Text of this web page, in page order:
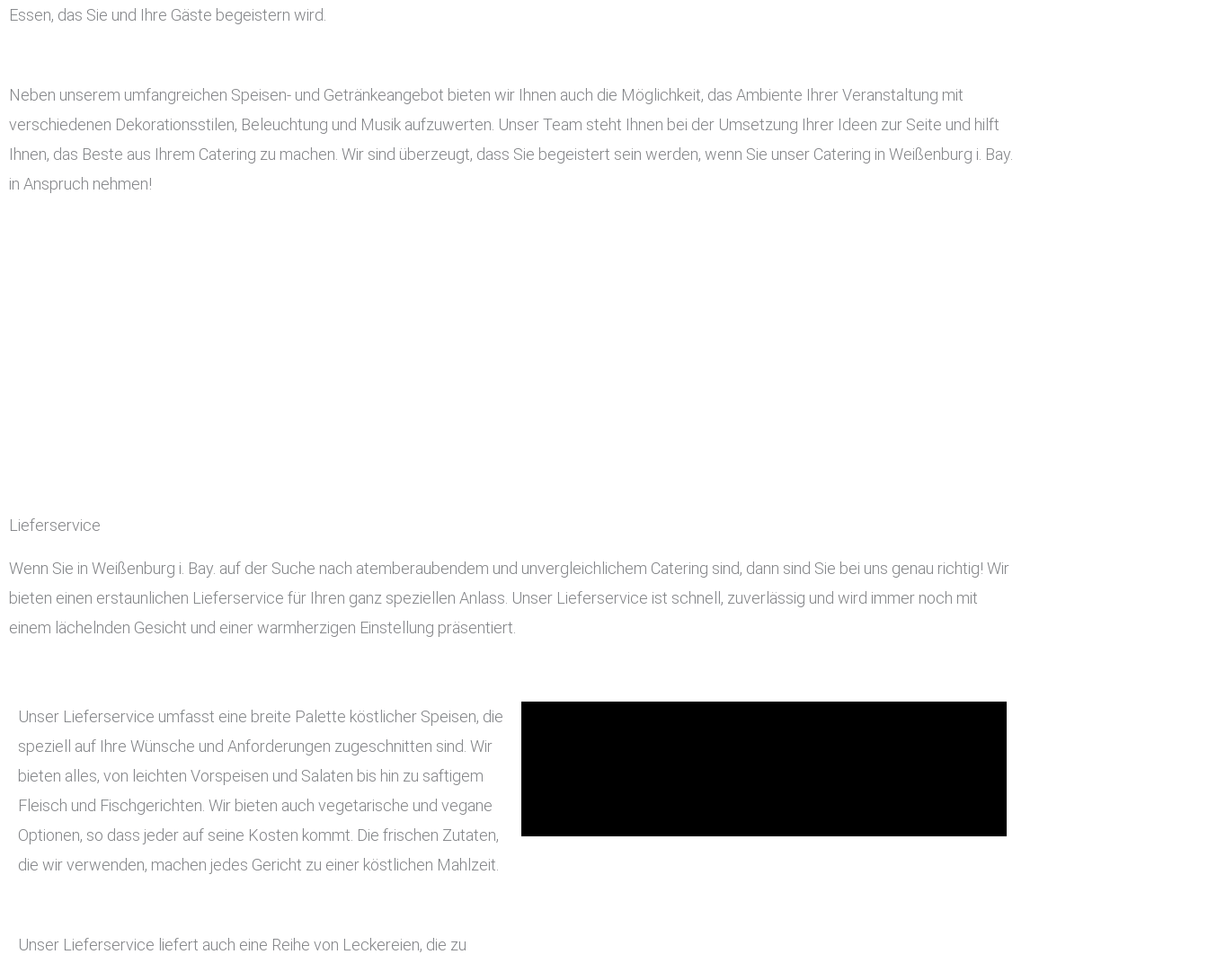
Essen, das Sie und Ihre Gäste begeistern wird.
Neben unserem umfangreichen Speisen- und Getränkeangebot bieten wir Ihnen auch die Möglichkeit, das Ambiente Ihrer Veranstaltung mit
verschiedenen Dekorationsstilen, Beleuchtung und Musik aufzuwerten. Unser Team steht Ihnen bei der Umsetzung Ihrer Ideen zur Seite und hilft
Ihnen, das Beste aus Ihrem Catering zu machen. Wir sind überzeugt, dass Sie begeistert sein werden, wenn Sie unser Catering in Weißenburg i. Bay.
in Anspruch nehmen!
Lieferservice
Wenn Sie in Weißenburg i. Bay. auf der Suche nach atemberaubendem und unvergleichlichem Catering sind, dann sind Sie bei uns genau richtig! Wir
bieten einen erstaunlichen Lieferservice für Ihren ganz speziellen Anlass. Unser Lieferservice ist schnell, zuverlässig und wird immer noch mit
einem lächelnden Gesicht und einer warmherzigen Einstellung präsentiert.
Unser Lieferservice umfasst eine breite Palette köstlicher Speisen, die
speziell auf Ihre Wünsche und Anforderungen zugeschnitten sind. Wir
bieten alles, von leichten Vorspeisen und Salaten bis hin zu saftigem
Fleisch und Fischgerichten. Wir bieten auch vegetarische und vegane
Optionen, so dass jeder auf seine Kosten kommt. Die frischen Zutaten,
die wir verwenden, machen jedes Gericht zu einer köstlichen Mahlzeit.
Unser Lieferservice liefert auch eine Reihe von Leckereien, die zu